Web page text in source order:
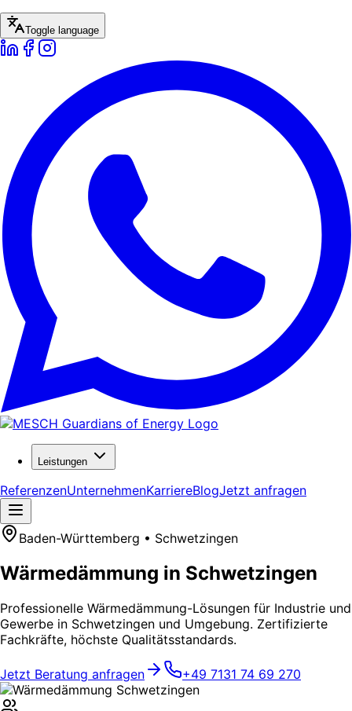
Toggle language
Leistungen
ReferenzenUnternehmenKarriereBlogJetzt anfragen
Baden-Württemberg • Schwetzingen
Wärmedämmung in Schwetzingen
Professionelle Wärmedämmung-Lösungen für Industrie und
Gewerbe in Schwetzingen und Umgebung. Zertifizierte
Fachkräfte, höchste Qualitätsstandards.
Jetzt Beratung anfragen +49 7131 74 69 270